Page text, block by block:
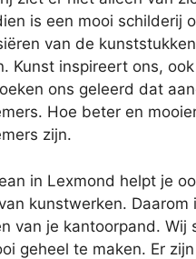
is een mooi schilderij
van de
Kunst inspireert ons,
ons geleerd dat
Hoe beter en
zijn.
in Lexmond helpt je
kunstwerken.
van je kantoorpand.
geheel te maken. Er